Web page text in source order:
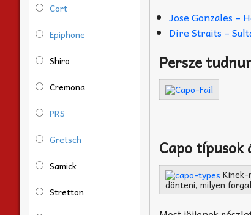
Jose Gonzales –
Dire Straits –
Persze
Capo
dönteni, milyen
Cort
Epiphone
Shiro
Cremona
PRS
Gretsch
Samick
Stretton